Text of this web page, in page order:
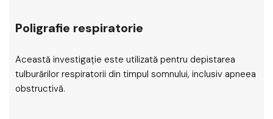
Poligrafie respiratorie
Această investigație este utilizată pentru depistarea
tulburărilor respiratorii din timpul somnului, inclusiv apneea
obstructivă.